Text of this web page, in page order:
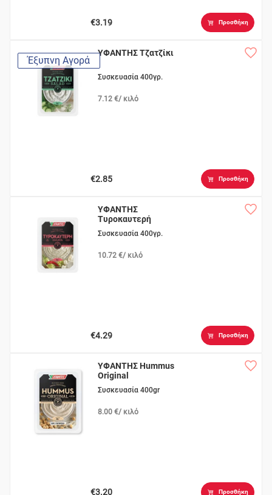
€3.19 Προσθήκη
Έξυπνη Αγορά
ΥΦΑΝΤΗΣ Τζατζίκι
Συσκευασία 400γρ.
7.12 €/ κιλό
€2.85 Προσθήκη
ΥΦΑΝΤΗΣ
Τυροκαυτερή
Συσκευασία 400γρ.
10.72 €/ κιλό
€4.29 Προσθήκη
ΥΦΑΝΤΗΣ Hummus
Original
Συσκευασία 400gr
8.00 €/ κιλό
€3.20 Προσθήκη